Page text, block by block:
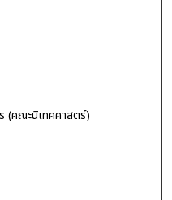
คณะนิเทศศาสตร์)